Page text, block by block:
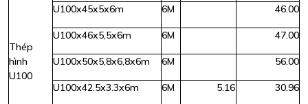
Thép
hình
U100
U100x45x5x6m 6M 46.00
U100x46x5,5x6m 6M 47.00
U100x50x5,8x6,8x6m 6M 56.00
U100x42.5x3.3x6m 6M 5.16 30.96